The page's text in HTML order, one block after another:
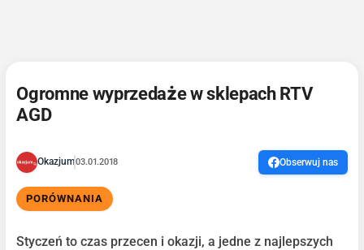
Ogromne wyprzedaże w sklepach RTV
AGD
Okazjum03.01.2018 Obserwuj nas
PORÓWNANIA
Styczeń to czas przecen i okazji, a jedne z najlepszych